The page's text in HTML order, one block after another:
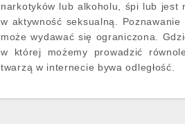
narkotyków lub alkoholu, śpi lub jest
w aktywność seksualną.
może wydawać się ograniczona.
w której możemy prowadzić
twarzą w internecie bywa odległość.